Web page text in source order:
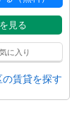
見る
に入り
賃貸を探す